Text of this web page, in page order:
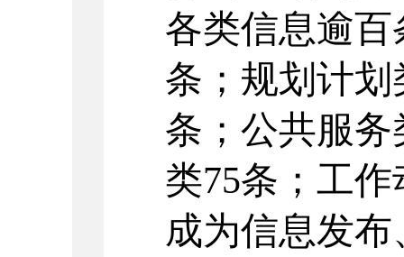
各类信息逾
条；规划计划
条；公共服务
类75条；工作
成为信息发